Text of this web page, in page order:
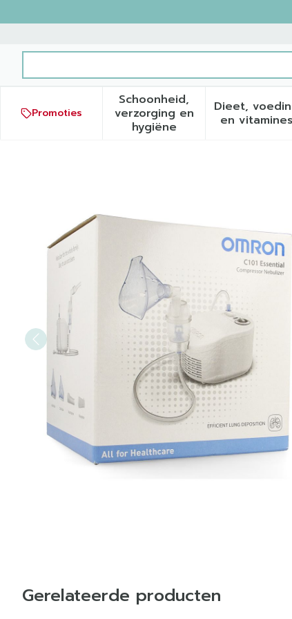
Promoties
Schoonheid,
verzorging en
hygiëneToon submenu voor
Dieet,
en vitamines
Toon
Omron C101
Gerelateerde producten